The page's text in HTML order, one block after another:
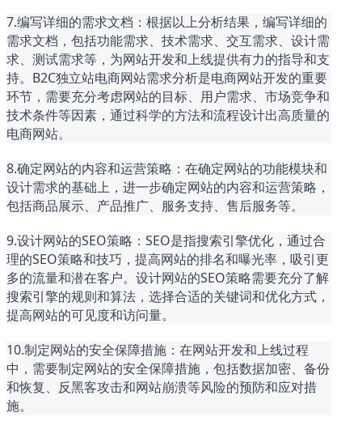
7.编写详细的需求文档：根据以上分析结果，编写详细的
需求文档，包括功能需求、技术需求、交互需求、设计需
求、测试需求等，为网站开发和上线提供有力的指导和支
持。B2C独立站电商网站需求分析是电商网站开发的重要
环节，需要充分考虑网站的目标、用户需求、市场竞争和
技术条件等因素，通过科学的方法和流程设计出高质量的
电商网站。
8.确定网站的内容和运营策略：在确定网站的功能模块和
设计需求的基础上，进一步确定网站的内容和运营策略，
包括商品展示、产品推广、服务支持、售后服务等。
9.设计网站的SEO策略：SEO是指搜索引擎优化，通过合
理的SEO策略和技巧，提高网站的排名和曝光率，吸引更
多的流量和潜在客户。设计网站的SEO策略需要充分了解
搜索引擎的规则和算法，选择合适的关键词和优化方式，
提高网站的可见度和访问量。
10.制定网站的安全保障措施：在网站开发和上线过程
中，需要制定网站的安全保障措施，包括数据加密、备份
和恢复、反黑客攻击和网站崩溃等风险的预防和应对措
施。